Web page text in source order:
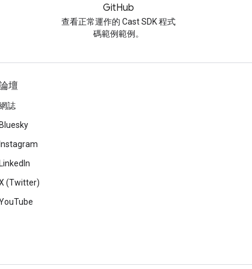
GitHub
查看正常運作的 Cast SDK 程式
碼範例範例。
壇
誌
Bluesky
Instagram
LinkedIn
(Twitter)